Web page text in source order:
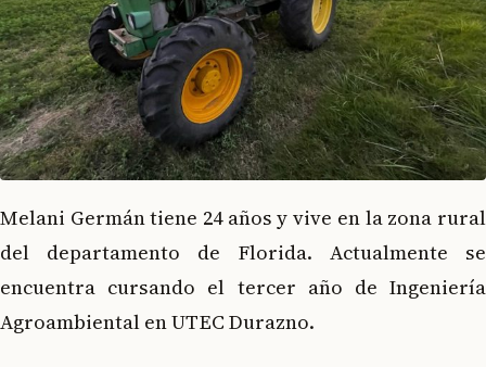
Melani Germán tiene 24 años y vive en la zona rural
del departamento de Florida. Actualmente se
encuentra cursando el tercer año de Ingeniería
Agroambiental en UTEC Durazno.